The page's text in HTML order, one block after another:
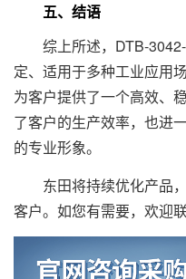
五、结语
综上所述，DTB-3042-
定、适用于多种工业应用
为客户提供了一个高效、
了客户的生产效率，也进
的专业形象。
东田将持续优化产品，
客户。如您有需要，欢迎